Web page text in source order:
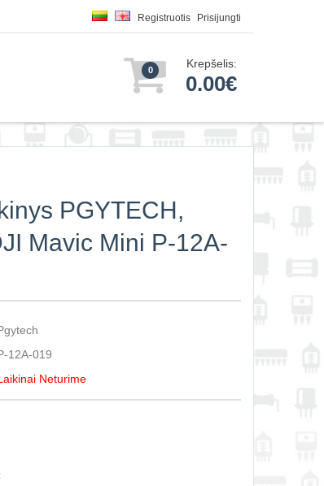
Registruotis Prisijungti
0 Krepšelis:
0.00€
PGYTECH,
Mavic Mini P-12A-
12A-019
Neturime